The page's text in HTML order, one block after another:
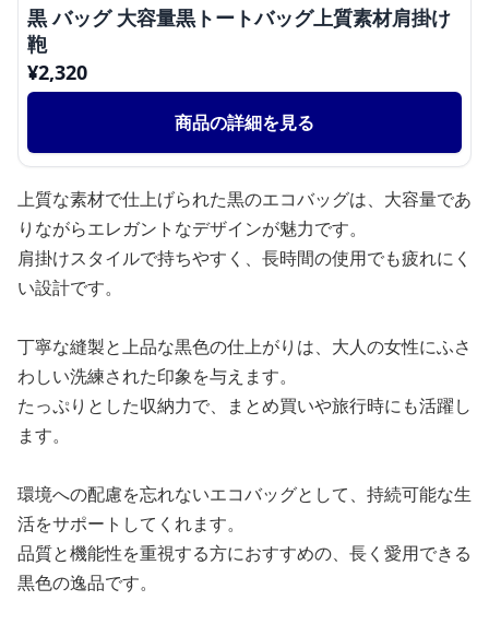
黒 バッグ 大容量黒トートバッグ上質素材肩掛け
鞄
¥2,320
商品の詳細を見る
上質な素材で仕上げられた黒のエコバッグは、大容量であ
りながらエレガントなデザインが魅力です。
肩掛けスタイルで持ちやすく、長時間の使用でも疲れにく
い設計です。
丁寧な縫製と上品な黒色の仕上がりは、大人の女性にふさ
わしい洗練された印象を与えます。
たっぷりとした収納力で、まとめ買いや旅行時にも活躍し
ます。
環境への配慮を忘れないエコバッグとして、持続可能な生
活をサポートしてくれます。
品質と機能性を重視する方におすすめの、長く愛用できる
黒色の逸品です。